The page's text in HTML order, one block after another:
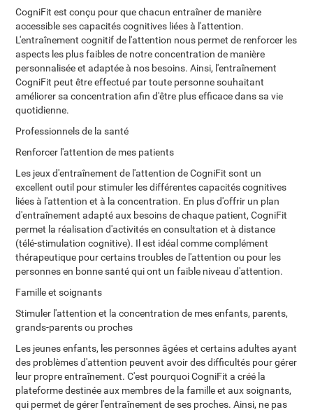
CogniFit est conçu pour que chacun entraîner de manière
accessible ses capacités cognitives liées à l'attention.
L'entraînement cognitif de l'attention nous permet de renforcer les
aspects les plus faibles de notre concentration de manière
personnalisée et adaptée à nos besoins. Ainsi, l'entraînement
CogniFit peut être effectué par toute personne souhaitant
améliorer sa concentration afin d'être plus efficace dans sa vie
quotidienne.
Professionnels de la santé
Renforcer l'attention de mes patients
Les jeux d'entraînement de l'attention de CogniFit sont un
excellent outil pour stimuler les différentes capacités cognitives
liées à l'attention et à la concentration. En plus d'offrir un plan
d'entraînement adapté aux besoins de chaque patient, CogniFit
permet la réalisation d'activités en consultation et à distance
(télé-stimulation cognitive). Il est idéal comme complément
thérapeutique pour certains troubles de l'attention ou pour les
personnes en bonne santé qui ont un faible niveau d'attention.
Famille et soignants
Stimuler l'attention et la concentration de mes enfants, parents,
grands-parents ou proches
Les jeunes enfants, les personnes âgées et certains adultes ayant
des problèmes d'attention peuvent avoir des difficultés pour gérer
leur propre entraînement. C'est pourquoi CogniFit a créé la
plateforme destinée aux membres de la famille et aux soignants,
qui permet de gérer l'entraînement de ses proches. Ainsi, ne pas